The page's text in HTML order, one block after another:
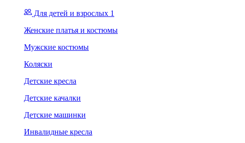
Для детей и взрослых 1
Женские платья и костюмы
Мужские костюмы
Коляски
Детские кресла
Детские качалки
Детские машинки
Инвалидные кресла